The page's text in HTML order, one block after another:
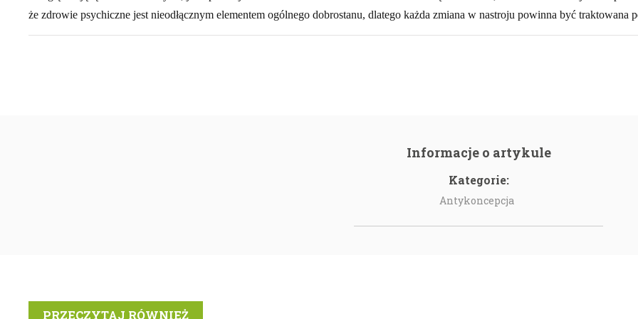
że zdrowie psychiczne jest nieodłącznym elementem ogólnego dobrostanu, dlatego każda zmiana w nastroju powinna być traktowana
Informacje o artykule
Kategorie:
Antykoncepcja
PRZECZYTAJ RÓWNIEŻ